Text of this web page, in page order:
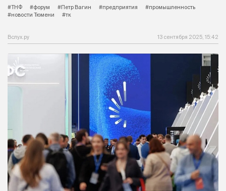
#ТНФ
#форум #Петр Вагин #предприятия
#промышленность
#новости Тюмени
#тк
Вслух.ру 13 сентября 2025, 15:42